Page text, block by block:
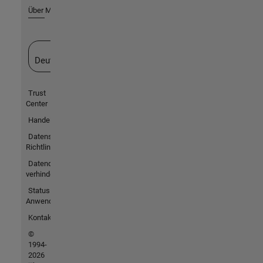
Über MathWorks
Deutschland
Trust
Center
Handelsmarken
Datenschutz-
Richtlinien
Datendiebstahl
verhindern
Status von
Anwendungen
Kontakt
©
1994-
2026